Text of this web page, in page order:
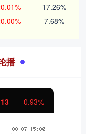
17.26%
7.68%
播
0.93%